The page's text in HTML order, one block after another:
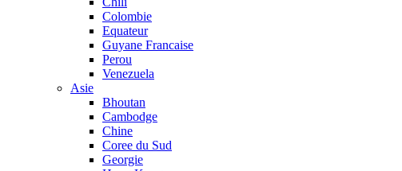
Colombie
Equateur
Guyane Francaise
Perou
Venezuela
Asie
Bhoutan
Cambodge
Chine
Coree du Sud
Georgie